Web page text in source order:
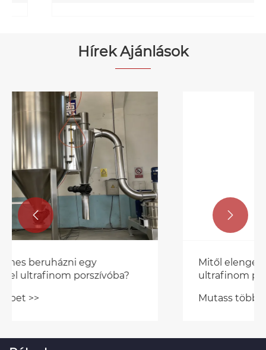
Hírek Ajánlások
Mitől elengedhetetlen a kémiai
ultrafinom porlasztó a gyártáshoz?
 